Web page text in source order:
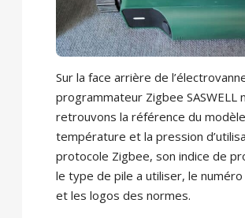
Sur la face arrière de
programmateur Zigbee SASWELL
retrouvons la référence du
température et la pression
protocole Zigbee, son indice de
le type de pile a utiliser, le
et les logos des normes.